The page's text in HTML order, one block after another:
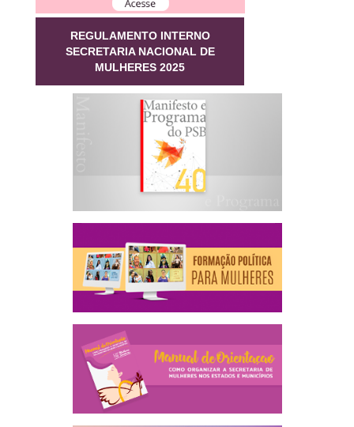
REGULAMENTO INTERNO
SECRETARIA NACIONAL DE
MULHERES 2025